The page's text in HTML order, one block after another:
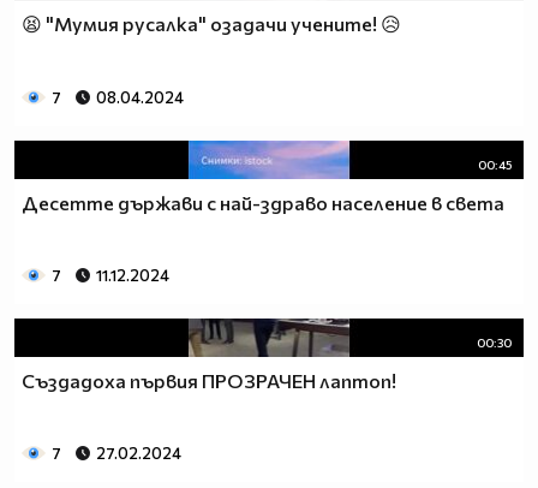
😫 "Мумия русалка" озадачи учените! 😥
7 08.04.2024
00:45
Десетте държави с най-здраво население в света
7 11.12.2024
00:30
Създадоха първия ПРОЗРАЧЕН лаптоп!
7 27.02.2024